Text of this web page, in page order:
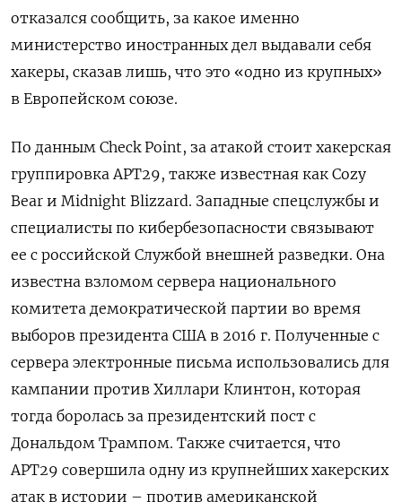
отказался сообщить, за какое именно
министерство иностранных дел выдавали себя
хакеры, сказав лишь, что это «одно из крупных»
в Европейском союзе.
По данным Check Point, за атакой стоит хакерская
группировка APT29, также известная как Cozy
Bear и Midnight Blizzard. Западные спецслужбы и
специалисты по кибербезопасности связывают
ее с российской Службой внешней разведки. Она
известна взломом сервера национального
комитета демократической партии во время
выборов президента США в 2016 г. Полученные с
сервера электронные письма использовались для
кампании против Хиллари Клинтон, которая
тогда боролась за президентский пост с
Дональдом Трампом. Также считается, что
APT29 совершила одну из крупнейших хакерских
атак в истории – против американской